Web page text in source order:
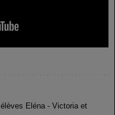
Eléna - Victoria et